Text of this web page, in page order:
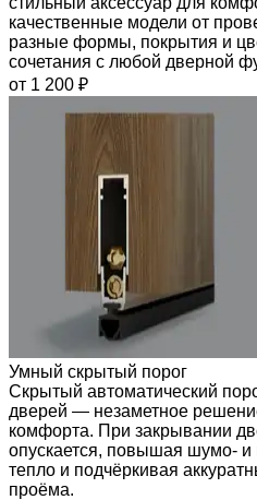
качественные модели от
разные формы, покрытия и
сочетания с любой дверной
от 1 200 ₽
Умный скрытый порог
Скрытый автоматический
дверей — незаметное
комфорта. При закрывании
опускается, повышая шумо-
тепло и подчёркивая
проёма.